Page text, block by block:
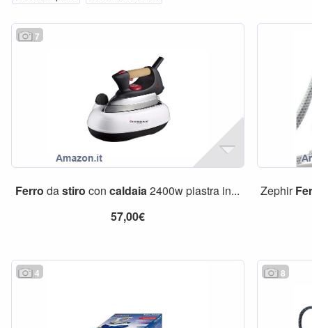
7
Ferro dastiro concaldaia2400w piastra in...
57,00€
Zephir
4 8